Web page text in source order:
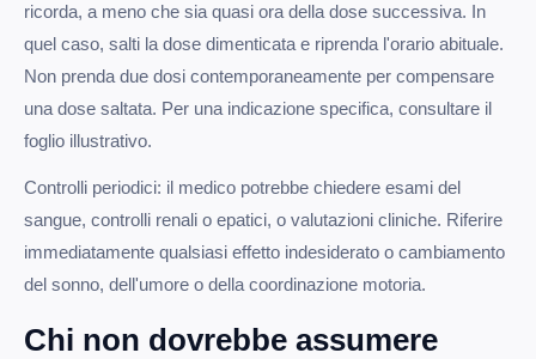
ricorda, a meno che sia quasi ora della dose successiva. In
quel caso, salti la dose dimenticata e riprenda l'orario abituale.
Non prenda due dosi contemporaneamente per compensare
una dose saltata. Per una indicazione specifica, consultare il
foglio illustrativo.
Controlli periodici: il medico potrebbe chiedere esami del
sangue, controlli renali o epatici, o valutazioni cliniche. Riferire
immediatamente qualsiasi effetto indesiderato o cambiamento
del sonno, dell'umore o della coordinazione motoria.
Chi non dovrebbe assumere